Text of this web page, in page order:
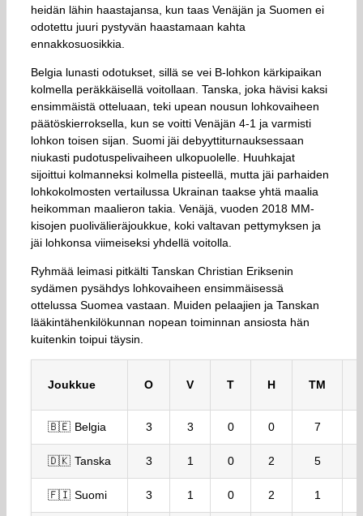
heidän lähin haastajansa, kun taas Venäjän ja Suomen ei
odotettu juuri pystyvän haastamaan kahta
ennakkosuosikkia.
Belgia lunasti odotukset, sillä se vei B-lohkon kärkipaikan
kolmella peräkkäisellä voitollaan. Tanska, joka hävisi kaksi
ensimmäistä otteluaan, teki upean nousun lohkovaiheen
päätöskierroksella, kun se voitti Venäjän 4-1 ja varmisti
lohkon toisen sijan. Suomi jäi debyyttiturnauksessaan
niukasti pudotuspelivaiheen ulkopuolelle. Huuhkajat
sijoittui kolmanneksi kolmella pisteellä, mutta jäi parhaiden
lohkokolmosten vertailussa Ukrainan taakse yhtä maalia
heikomman maalieron takia. Venäjä, vuoden 2018 MM-
kisojen puolivälieräjoukkue, koki valtavan pettymyksen ja
jäi lohkonsa viimeiseksi yhdellä voitolla.
Ryhmää leimasi pitkälti Tanskan Christian Eriksenin
sydämen pysähdys lohkovaiheen ensimmäisessä
ottelussa Suomea vastaan. Muiden pelaajien ja Tanskan
lääkintähenkilökunnan nopean toiminnan ansiosta hän
kuitenkin toipui täysin.
Joukkue O V T H TM
🇧🇪 Belgia 3 3 0 0 7
🇩🇰 Tanska 3 1 0 2 5
🇫🇮 Suomi 3 1 0 2 1